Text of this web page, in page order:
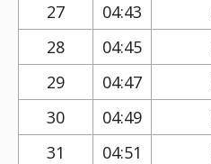
27
04:43
28
04:45
29
04:47
30
04:49
31
04:51